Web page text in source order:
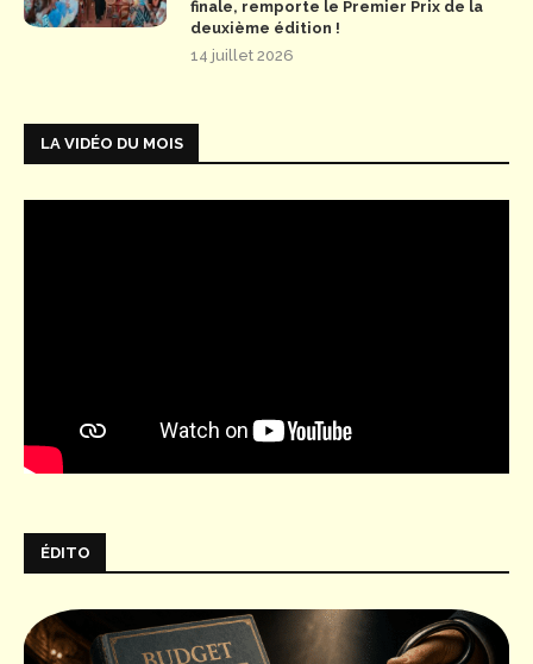
finale, remporte le Premier Prix de la
deuxième édition !
14 juillet 2026
LA VIDÉO DU MOIS
ÉDITO